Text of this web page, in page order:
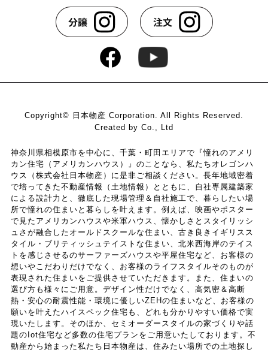
Copyright© 日本物産 Corporation. All Rights Reserved.
Created by Co., Ltd
神奈川県相模原市を中心に、千葉・町田エリアで『憧れのアメリ
カン住宅（アメリカンハウス）』のことなら、私たちオレゴンハ
ウス（株式会社日本物産）に是非ご相談ください。長年地域密着
で培ってきた不動産情報（土地情報）とともに、自社専属建築家
による設計力と、徹底した現場管理＆自社施工で、暮らしたい場
所で憧れの住まいと暮らしを叶えます。例えば、映画やポスター
で見たアメリカンハウスや米軍ハウス、懐かしさとスタイリッシ
ュさが融合したオールドスクールな住まい、古き良きイギリスス
タイル・ブリティッシュテイストな住まい、北米西海岸のテイス
トを感じさせるのサーファーズハウスや平屋住宅など、お客様の
想いやこだわりだけでなく、お客様のライフスタイルそのものが
表現された住まいをご提供させていただきます。また、住まいの
選び方も様々にご用意。デザイン性だけでなく、高気密＆高断
熱・安心の耐震性能・環境に優しいZEHの住まいなど、お客様の
願いを叶えたハイスペック住宅も、どれも分かりやすい価格で実
現いたします。そのほか、セミオーダースタイルの家づくりや話
題のIot住宅など多数の住宅プランをご用意いたしております。不
動産から始まった私たち日本物産は、住みたい場所での土地探し